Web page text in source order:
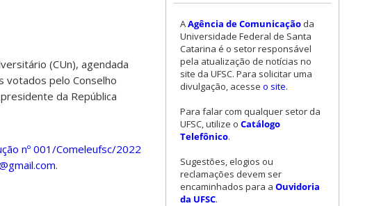
(CUn), agendada
votados pelo Conselho
da República
nº 001/Comeleufsc/2022
.
AAgência de Comunicação da
Universidade Federal de Santa
Catarina é o setor responsável
pela atualização de notícias no
site da UFSC. Para solicitar uma
divulgação, acesse o site.
Para falar com qualquer setor da
UFSC, utilize o Catálogo
Telefônico.
Sugestões, elogios ou
reclamações devem ser
encaminhados para a Ouvidoria
da UFSC.